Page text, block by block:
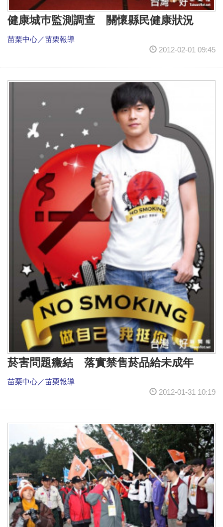
健康城巿監測調查 關懷縣民健康狀況
苗栗中心／苗栗報導
2012-02-01 09:45
菸害問題癥結 落實禁售菸品給未成年
苗栗中心／苗栗報導
2012-01-31 10:19